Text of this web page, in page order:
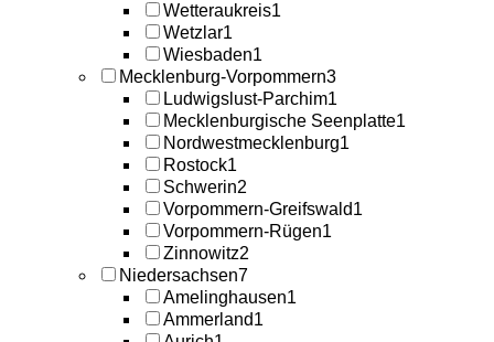
Wetteraukreis1
Wetzlar1
Wiesbaden1
Mecklenburg-Vorpommern3
Ludwigslust-Parchim1
Mecklenburgische Seenplatte1
Nordwestmecklenburg1
Rostock1
Schwerin2
Vorpommern-Greifswald1
Vorpommern-Rügen1
Zinnowitz2
Niedersachsen7
Amelinghausen1
Ammerland1